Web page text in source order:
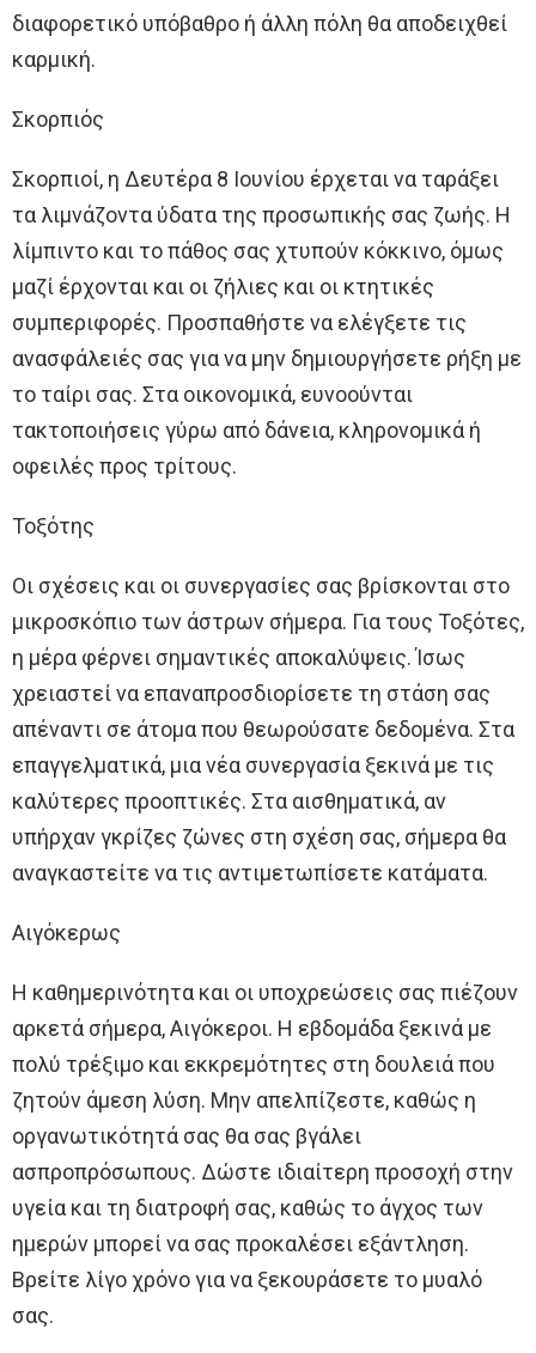
διαφορετικό υπόβαθρο ή άλλη πόλη θα αποδειχθεί
καρμική.
Σκορπιός
Σκορπιοί, η Δευτέρα 8 Ιουνίου έρχεται να ταράξει
τα λιμνάζοντα ύδατα της προσωπικής σας ζωής. Η
λίμπιντο και το πάθος σας χτυπούν κόκκινο, όμως
μαζί έρχονται και οι ζήλιες και οι κτητικές
συμπεριφορές. Προσπαθήστε να ελέγξετε τις
ανασφάλειές σας για να μην δημιουργήσετε ρήξη με
το ταίρι σας. Στα οικονομικά, ευνοούνται
τακτοποιήσεις γύρω από δάνεια, κληρονομικά ή
οφειλές προς τρίτους.
Τοξότης
Οι σχέσεις και οι συνεργασίες σας βρίσκονται στο
μικροσκόπιο των άστρων σήμερα. Για τους Τοξότες,
η μέρα φέρνει σημαντικές αποκαλύψεις. Ίσως
χρειαστεί να επαναπροσδιορίσετε τη στάση σας
απέναντι σε άτομα που θεωρούσατε δεδομένα. Στα
επαγγελματικά, μια νέα συνεργασία ξεκινά με τις
καλύτερες προοπτικές. Στα αισθηματικά, αν
υπήρχαν γκρίζες ζώνες στη σχέση σας, σήμερα θα
αναγκαστείτε να τις αντιμετωπίσετε κατάματα.
Αιγόκερως
Η καθημερινότητα και οι υποχρεώσεις σας πιέζουν
αρκετά σήμερα, Αιγόκεροι. Η εβδομάδα ξεκινά με
πολύ τρέξιμο και εκκρεμότητες στη δουλειά που
ζητούν άμεση λύση. Μην απελπίζεστε, καθώς η
οργανωτικότητά σας θα σας βγάλει
ασπροπρόσωπους. Δώστε ιδιαίτερη προσοχή στην
υγεία και τη διατροφή σας, καθώς το άγχος των
ημερών μπορεί να σας προκαλέσει εξάντληση.
Βρείτε λίγο χρόνο για να ξεκουράσετε το μυαλό
σας.